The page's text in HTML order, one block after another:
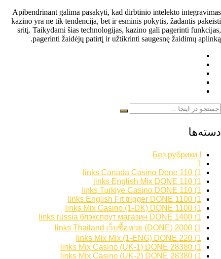
Apibendrinant galima pasakyti, kad dirbtinio intelekto integravimas
kazino yra ne tik tendencija, bet ir esminis pokytis, žadantis pakeisti
sritį. Taikydami šias technologijas, kazino gali pagerinti funkcijas,
pagerinti žaidėjų patirtį ir užtikrinti saugesnę žaidimų aplinką.
دسته‌ها
! Без рубрики
1
1) 110 links Canada Casino Done
1) 110 links English Mix DONE
1) 110 links Turkiye Casino DONE
1) 1100 links English Frt trigger DONE
1) 1100 links Mix Casino (1-DK) DONE
1) 1400 links russia блэкспрут магазин DONE
1) 2000 links Thailand เว็บซื้อหวย (DONE)
1) 220 links Mix Mix (1-ENG) DONE
1) 28380 links Mix Casino (UK-1) DONE
1) 28380 links Mix Casino (UK-2) DONE